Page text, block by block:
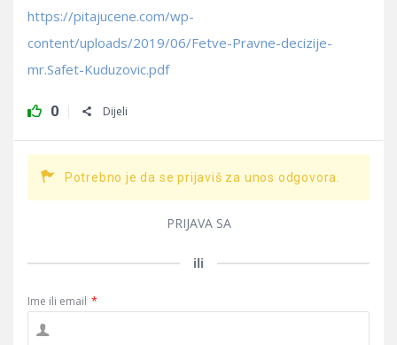
https://pitajucene.com/wp-
content/uploads/2019/06/Fetve-Pravne-decizije-
mr.Safet-Kuduzovic.pdf
0 Dijeli
Potrebno je da se prijaviš za unos odgovora.
PRIJAVA SA
ili
Ime ili email *